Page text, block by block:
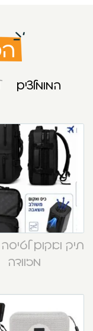
המומלצים
תיק ואקום
מזוודה